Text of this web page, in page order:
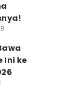
Ini ke